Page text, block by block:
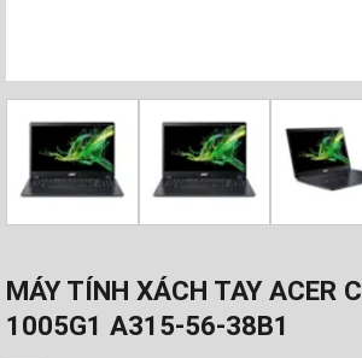
MÁY TÍNH XÁCH TAY ACER
1005G1 A315-56-38B1